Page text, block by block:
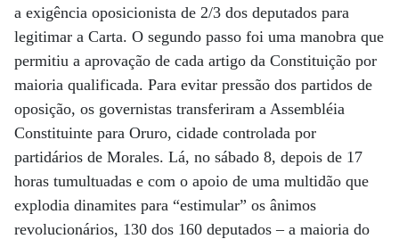
a exigência oposicionista de 2/3 dos deputados para
legitimar a Carta. O segundo passo foi uma manobra que
permitiu a aprovação de cada artigo da Constituição por
maioria qualificada. Para evitar pressão dos partidos de
oposição, os governistas transferiram a Assembléia
Constituinte para Oruro, cidade controlada por
partidários de Morales. Lá, no sábado 8, depois de 17
horas tumultuadas e com o apoio de uma multidão que
explodia dinamites para “estimular” os ânimos
revolucionários, 130 dos 160 deputados – a maioria do